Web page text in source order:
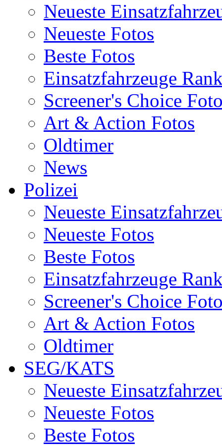
Neueste
Neueste Fotos
Beste Fotos
Einsatzfahrzeuge
Screener's Choice
Art & Action Fotos
Oldtimer
News
Polizei
Neueste
Neueste Fotos
Beste Fotos
Einsatzfahrzeuge
Screener's Choice
Art & Action Fotos
Oldtimer
SEG/KATS
Neueste
Neueste Fotos
Beste Fotos